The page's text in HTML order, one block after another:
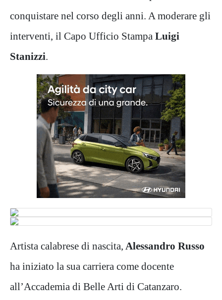
conquistare nel corso degli anni. A moderare gli
interventi, il Capo Ufficio Stampa Luigi
Stanizzi
Artista calabrese di nascita, Alessandro Russo
ha iniziato la sua carriera come docente
all’Accademia di Belle Arti di Catanzaro.